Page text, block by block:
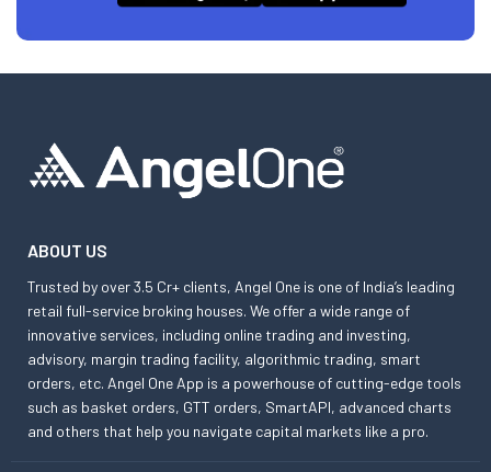
ABOUT US
Trusted by over 3.5 Cr+ clients, Angel One is one of India’s leading
retail full-service broking houses. We offer a wide range of
innovative services, including online trading and investing,
advisory, margin trading facility, algorithmic trading, smart
orders, etc. Angel One App is a powerhouse of cutting-edge tools
such as basket orders, GTT orders, SmartAPI, advanced charts
and others that help you navigate capital markets like a pro.